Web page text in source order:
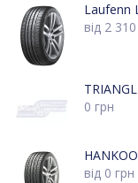
Laufenn
від 2 310
0 грн
від 0 грн